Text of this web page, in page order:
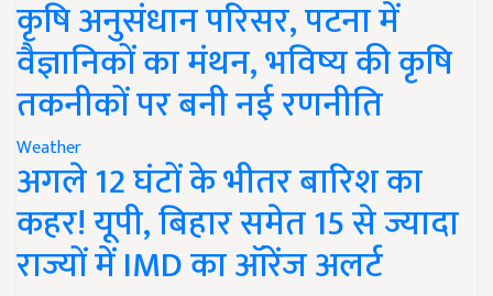
कृषि अनुसंधान परिसर, पटना में
वैज्ञानिकों का मंथन, भविष्य की कृषि
तकनीकों पर बनी नई रणनीति
Weather
अगले 12 घंटों के भीतर बारिश का
कहर! यूपी, बिहार समेत 15 से ज्यादा
राज्यों में IMD का ऑरेंज अलर्ट